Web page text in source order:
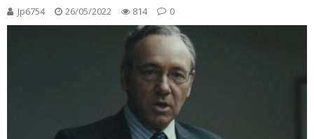
Jp6754 26/05/2022 814 0